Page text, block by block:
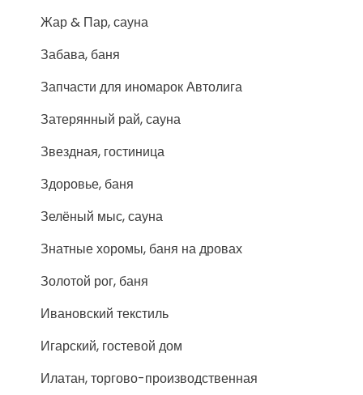
Жар & Пар, сауна
Забава, баня
Запчасти для иномарок Автолига
Затерянный рай, сауна
Звездная, гостиница
Здоровье, баня
Зелёный мыс, сауна
Знатные хоромы, баня на дровах
Золотой рог, баня
Ивановский текстиль
Игарский, гостевой дом
Илатан, торгово-производственная